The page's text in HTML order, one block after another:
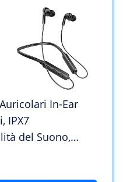
In-Ear
IPX7
del Suono,
Android(Nero)